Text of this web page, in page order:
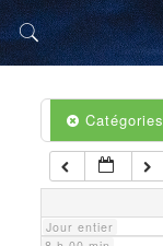
Catégories
Jour entier
5 h 00 min
6 h 00 min
7 h 00 min